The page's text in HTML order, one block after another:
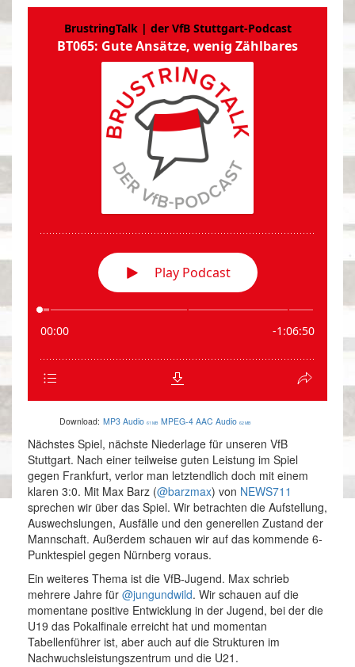
Download: MP3 Audio 61 MB MPEG-4 AAC Audio 62 MB
Nächstes Spiel, nächste Niederlage für unseren VfB
Stuttgart. Nach einer teilweise guten Leistung im Spiel
gegen Frankfurt, verlor man letztendlich doch mit einem
klaren 3:0. Mit Max Barz (@barzmax) von NEWS711
sprechen wir über das Spiel. Wir betrachten die Aufstellung,
Auswechslungen, Ausfälle und den generellen Zustand der
Mannschaft. Außerdem schauen wir auf das kommende 6-
Punktespiel gegen Nürnberg voraus.
Ein weiteres Thema ist die VfB-Jugend. Max schrieb
mehrere Jahre für @jungundwild. Wir schauen auf die
momentane positive Entwicklung in der Jugend, bei der die
U19 das Pokalfinale erreicht hat und momentan
Tabellenführer ist, aber auch auf die Strukturen im
Nachwuchsleistungszentrum und die U21.